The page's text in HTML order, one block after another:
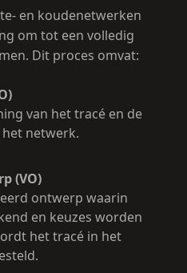
en koudenetwerken
om tot een volledig
Dit proces omvat:
van het tracé en de
netwerk.
(VO)
ontwerp waarin
en keuzes worden
het tracé in het